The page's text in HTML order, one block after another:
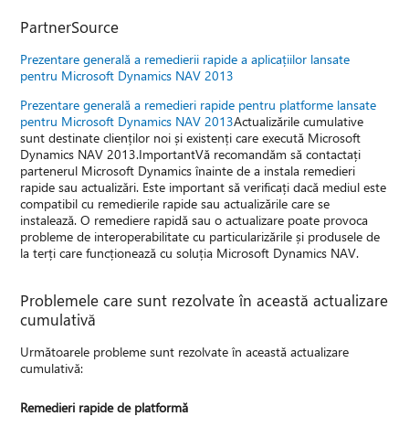
PartnerSource
Prezentare generală a remedierii rapide a aplicațiilor lansate
pentru Microsoft Dynamics NAV 2013
Prezentare generală a remedieri rapide pentru platforme lansate
pentru Microsoft Dynamics NAV 2013Actualizările cumulative
sunt destinate clienților noi și existenți care execută Microsoft
Dynamics NAV 2013.ImportantVă recomandăm să contactați
partenerul Microsoft Dynamics înainte de a instala remedieri
rapide sau actualizări. Este important să verificați dacă mediul este
compatibil cu remedierile rapide sau actualizările care se
instalează. O remediere rapidă sau o actualizare poate provoca
probleme de interoperabilitate cu particularizările și produsele de
la terți care funcționează cu soluția Microsoft Dynamics NAV.
Problemele care sunt rezolvate în această actualizare
cumulativă
Următoarele probleme sunt rezolvate în această actualizare
cumulativă:
Remedieri rapide de platformă